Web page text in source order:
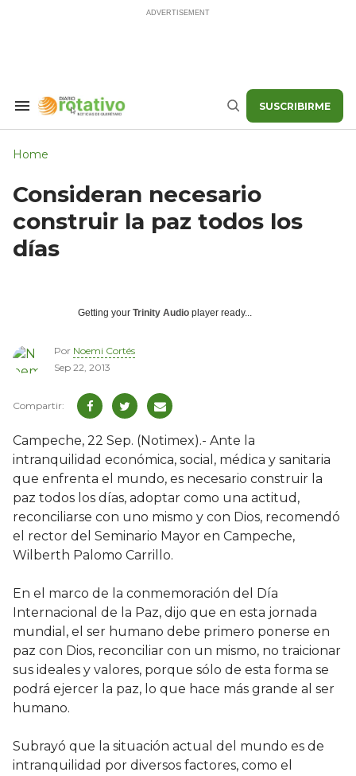
Search
Buscar SUSCRIBIRME
Home
Consideran necesario
construir la paz todos los
días
Getting your Trinity Audio player ready...
Por Noemi Cortés
Sep 22, 2013
Campeche, 22 Sep. (Notimex).- Ante la
intranquilidad económica, social, médica y sanitaria
que enfrenta el mundo, es necesario construir la
paz todos los días, adoptar como una actitud,
reconciliarse con uno mismo y con Dios, recomendó
el rector del Seminario Mayor en Campeche,
Wilberth Palomo Carrillo.
En el marco de la conmemoración del Día
Internacional de la Paz, dijo que en esta jornada
mundial, el ser humano debe primero ponerse en
paz con Dios, reconciliar con un mismo, no traicionar
sus ideales y valores, porque sólo de esta forma se
podrá ejercer la paz, lo que hace más grande al ser
humano.
Subrayó que la situación actual del mundo es de
intranquilidad por diversos factores, como el